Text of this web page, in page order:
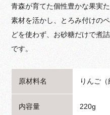
青森が育てた個性豊かな果実た
素材を活かし、とろみ付けの
どを使わず、お砂糖だけで煮
です。
原材料名 りんご
内容量 220g